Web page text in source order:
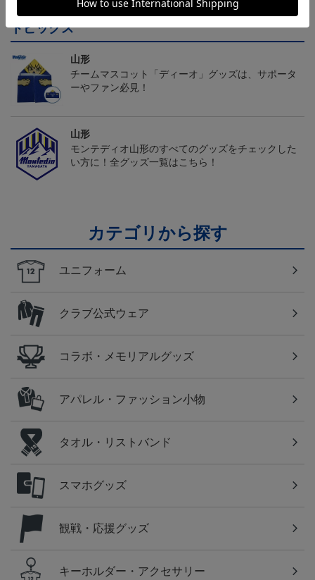
トピックス
山形
チームマスコット「ディーオ」グッズは、サポータ
ーやファン必見！
山形
モンテディオ山形のすべてのグッズをチェックした
い方に！全グッズ一覧はこちら！
カテゴリから探す
ユニフォーム
クラブ公式ウェア
コラボ・メモリアルグッズ
アパレル・ファッション小物
タオル・リストバンド
スマホグッズ
観戦・応援グッズ
キーホルダー・アクセサリー